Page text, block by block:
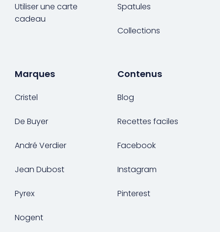
Utiliser une carte
cadeau
Spatules
Collections
Marques
Cristel
De Buyer
André Verdier
Jean Dubost
Pyrex
Nogent
Contenus
Blog
Recettes faciles
Facebook
Instagram
Pinterest